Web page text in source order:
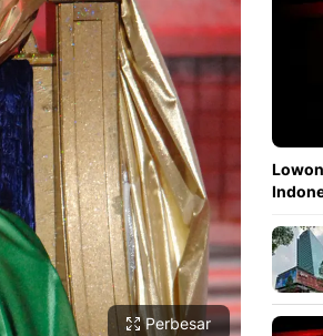
Copy Link
Perbesar